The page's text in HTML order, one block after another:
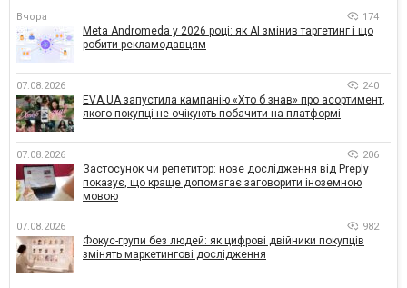
Вчора 174
Meta Andromeda у 2026 році: як AI змінив таргетинг і що
робити рекламодавцям
07.08.2026 240
EVA.UA запустила кампанію «Хто б знав» про асортимент,
якого покупці не очікують побачити на платформі
07.08.2026 206
Застосунок чи репетитор: нове дослідження від Preply
показує, що краще допомагає заговорити іноземною
мовою
07.08.2026 982
Фокус-групи без людей: як цифрові двійники покупців
змінять маркетингові дослідження